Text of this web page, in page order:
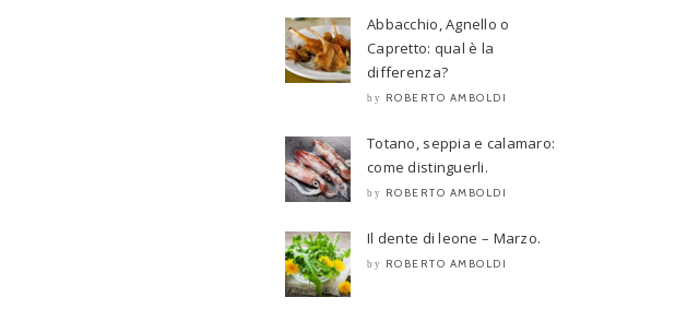
Abbacchio, Agnello o
Capretto: qual è la
differenza?
by ROBERTO AMBOLDI
Totano, seppia e calamaro:
come distinguerli.
by ROBERTO AMBOLDI
Il dente di leone – Marzo.
by ROBERTO AMBOLDI